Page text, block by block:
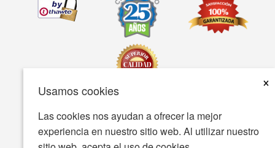
Usamos cookies
×
Las cookies nos ayudan a ofrecer la mejor
experiencia en nuestro sitio web. Al utilizar nuestro
Accesibilidad Condiciones de uso Política de privacidad
Política de seguridad